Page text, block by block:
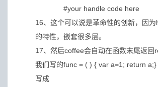
#your handle code here
16、这个可以说是革命性的创新，因
的特性，嵌套很多层。
17、然后coffee会自动在函数末尾返回
我们写的func = ( ) { var a=1; return
写成